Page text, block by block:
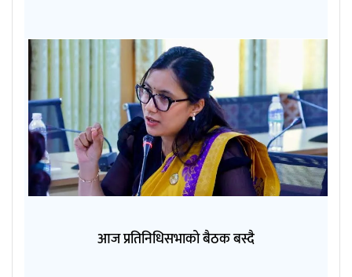
आज प्रतिनिधिसभाको बैठक बस्दै